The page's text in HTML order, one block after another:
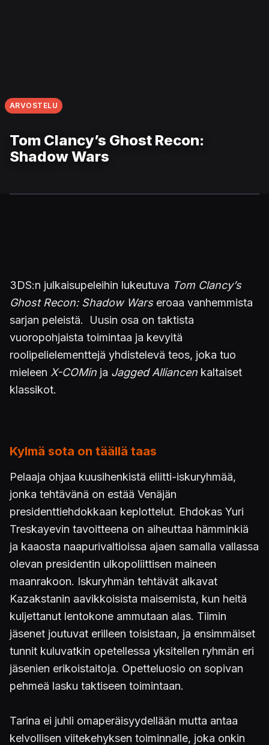
ARVOSTELU
Tom Clancy’s Ghost Recon:
Shadow Wars
3DS:n julkaisupeleihin lukeutuva Tom Clancy’s
Ghost Recon: Shadow Warseroaa vanhemmista
sarjan peleistä. Uusin osa on taktista
vuoropohjaista toimintaa ja kevyitä
roolipelielementtejä yhdistelevä teos, joka tuo
mieleen X-COMin ja Jagged Alliancen kaltaiset
klassikot.
Kylmä sota on täällä taas
Pelaaja ohjaa kuusihenkistä eliitti-iskuryhmää,
jonka tehtävänä on estää Venäjän
presidenttiehdokkaan keplottelut. Ehdokas Yuri
Treskayevin tavoitteena on aiheuttaa hämminkiä
ja kaaosta naapurivaltioissa ajaen samalla vallassa
olevan presidentin ulkopoliittisen maineen
maanrakoon. Iskuryhmän tehtävät alkavat
Kazakstanin aavikkoisista maisemista, kun heitä
kuljettanut lentokone ammutaan alas. Tiimin
jäsenet joutuvat erilleen toisistaan, ja ensimmäiset
tunnit kuluvatkin opetellessa yksitellen ryhmän eri
jäsenien erikoistaitoja. Opetteluosio on sopivan
pehmeä lasku taktiseen toimintaan.
Tarina ei juhli omaperäisyydellään mutta antaa
kelvollisen viitekehyksen toiminnalle, joka onkin